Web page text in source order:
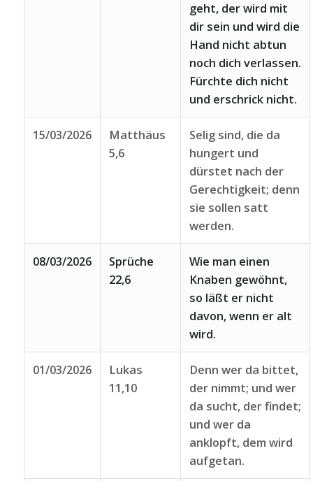
geht, der wird mit
dir sein und wird die
Hand nicht abtun
noch dich verlassen.
Fürchte dich nicht
und erschrick nicht.
15/03/2026
Matthäus
5,6
Selig sind, die da
hungert und
dürstet nach der
Gerechtigkeit; denn
sie sollen satt
werden.
08/03/2026
Sprüche
22,6
Wie man einen
Knaben gewöhnt,
so läßt er nicht
davon, wenn er alt
wird.
01/03/2026
Lukas
11,10
Denn wer da bittet,
der nimmt; und wer
da sucht, der findet;
und wer da
anklopft, dem wird
aufgetan.